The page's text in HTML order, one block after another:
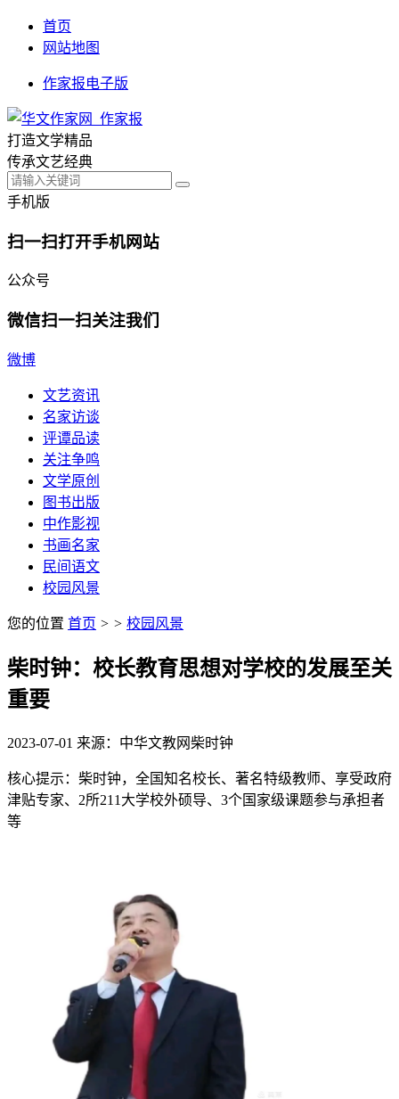
首页
网站地图
作家报电子版
打造文学精品
传承文艺经典
手机版
扫一扫打开手机网站
公众号
微信扫一扫关注我们
微博
文艺资讯
名家访谈
评谭品读
关注争鸣
文学原创
图书出版
中作影视
书画名家
民间语文
校园风景
您的位置 首页 > > 校园风景
柴时钟：校长教育思想对学校的发展至关
重要
2023-07-01 来源：中华文教网柴时钟
核心提示：柴时钟，全国知名校长、著名特级教师、享受政府
津贴专家、2所211大学校外硕导、3个国家级课题参与承担者
等